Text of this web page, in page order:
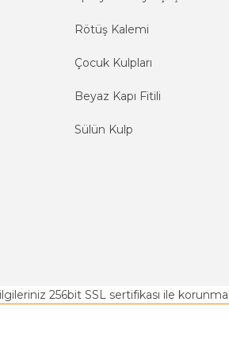
Rötüş Kalemi
Çocuk Kulpları
Beyaz Kapı Fitili
Sülün Kulp
256bit SSL sertifikası ile